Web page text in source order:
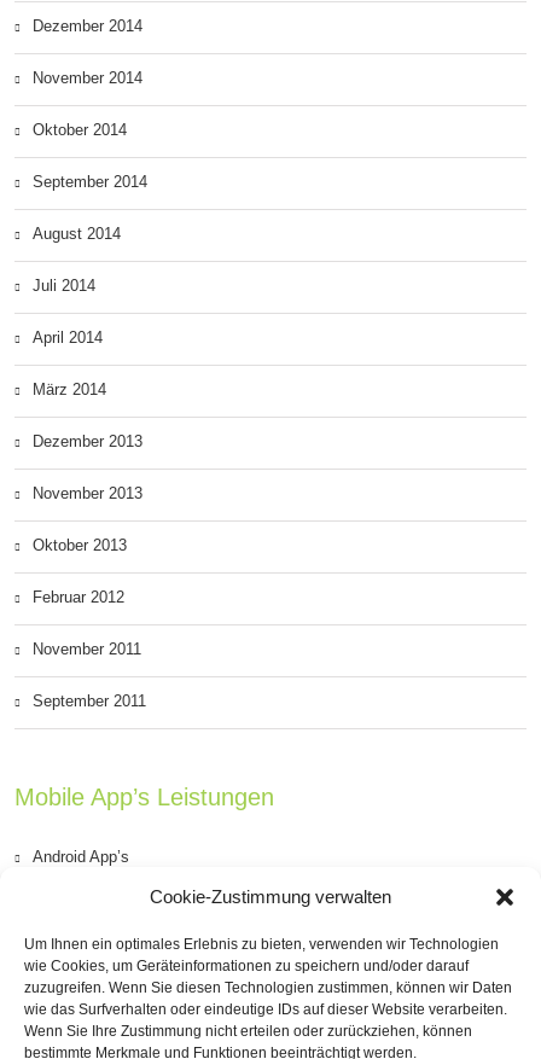
Cookie-Zustimmung verwalten
Um Ihnen ein optimales Erlebnis zu bieten, verwenden wir Technologien
wie Cookies, um Geräteinformationen zu speichern und/oder darauf
zuzugreifen. Wenn Sie diesen Technologien zustimmen, können wir Daten
wie das Surfverhalten oder eindeutige IDs auf dieser Website verarbeiten.
Wenn Sie Ihre Zustimmung nicht erteilen oder zurückziehen, können
bestimmte Merkmale und Funktionen beeinträchtigt werden.
Dezember 2014
November 2014
Oktober 2014
September 2014
August 2014
Juli 2014
April 2014
März 2014
Dezember 2013
November 2013
Oktober 2013
Februar 2012
November 2011
September 2011
Mobile App’s Leistungen
Android App’s
iOS App’s (iPhone & iPad)
PhoneGap Apps’s
Windows Phone App’s